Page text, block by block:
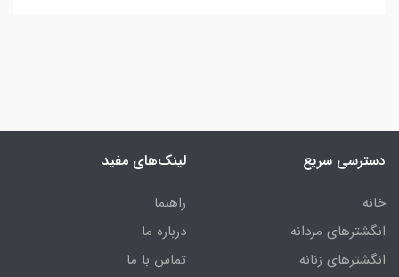
دسترسی سریع
خانه
انگشترهای مردانه
انگشترهای زنانه
لینک‌های مفید
راهنما
درباره ما
تماس با ما